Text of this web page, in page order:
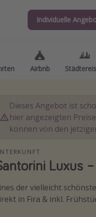
Individuelle
Airbnb
Dieses Angebot ist
hier angezeigten
können von den
Luxus
der vielleicht
in Fira & inkl.